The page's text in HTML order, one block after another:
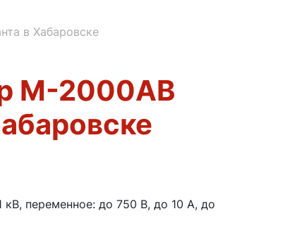
в Хабаровске
М-2000АВ
кВ, переменное: до 750 В, до 10 А, до